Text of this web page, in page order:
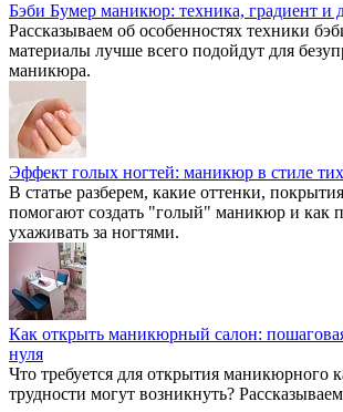
Бэби Бумер маникюр: техника, градиент и
Рассказываем об особенностях техники
материалы лучше всего подойдут для
маникюра.
Эффект голых ногтей: маникюр в стиле
В статье разберем, какие оттенки,
помогают создать "голый" маникюр и как
ухаживать за ногтями.
Как открыть маникюрный салон:
нуля
Что требуется для открытия маникюрного
трудности могут возникнуть? Рассказываем